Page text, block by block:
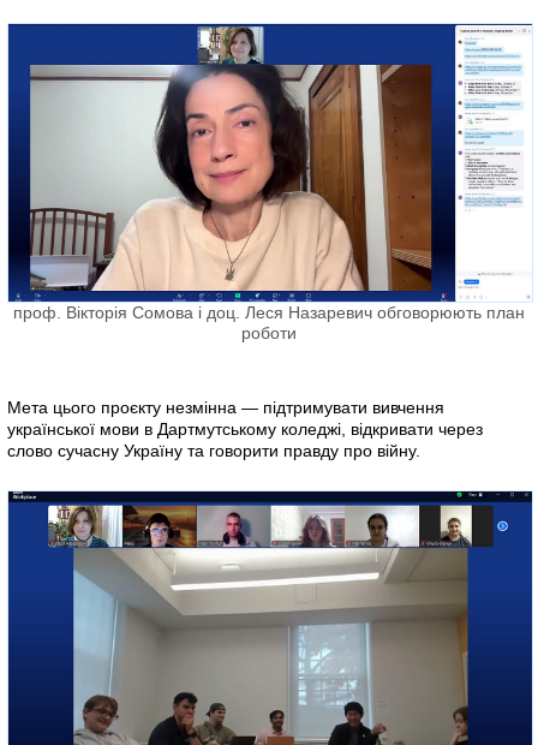
проф. Вікторія Сомова і доц. Леся Назаревич обговорюють план
роботи
Мета цього проєкту незмінна — підтримувати вивчення
української мови в Дартмутському коледжі, відкривати через
слово сучасну Україну та говорити правду про війну.